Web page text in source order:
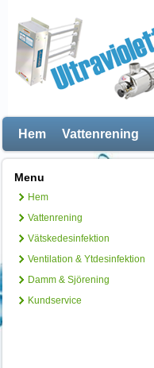
Hem Vattenrening
Menu
Hem
Vattenrening
Vätskedesinfektion
Ventilation & Ytdesinfektion
Damm & Sjörening
Kundservice